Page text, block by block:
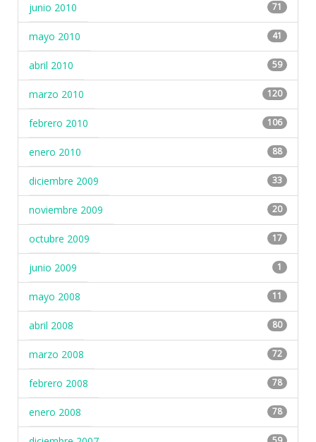
junio 2010 71
mayo 2010 41
abril 2010 59
marzo 2010 120
febrero 2010 106
enero 2010 88
diciembre 2009 33
noviembre 2009 20
octubre 2009 17
junio 2009 1
mayo 2008 11
abril 2008 80
marzo 2008 72
febrero 2008 78
enero 2008 78